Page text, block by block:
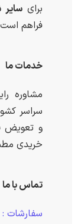
برای
فراهم
خدمات ما
مشاوره
سراسر
و تعویض
خریدی
تماس با ما
سفارشات : 22085150 -021